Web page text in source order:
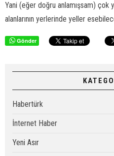
Yani (eğer doğru anlamışsam) çok
alanlarının yerlerinde yeller
Gönder
Habertürk
İnternet Haber
Yeni Asır